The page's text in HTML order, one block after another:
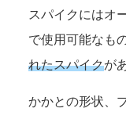
スパイクにはオ
で使用可能なも
れたスパイクが
かかとの形状、